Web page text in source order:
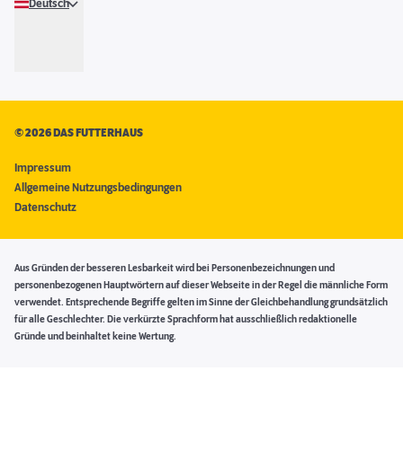
Deutsch
©2026 DAS FUTTERHAUS
Impressum
Allgemeine Nutzungsbedingungen
Datenschutz
Aus Gründen der besseren Lesbarkeit wird bei Personenbezeichnungen und
personenbezogenen Hauptwörtern auf dieser Webseite in der Regel die männliche Form
verwendet. Entsprechende Begriffe gelten im Sinne der Gleichbehandlung grundsätzlich
für alle Geschlechter. Die verkürzte Sprachform hat ausschließlich redaktionelle
Gründe und beinhaltet keine Wertung.